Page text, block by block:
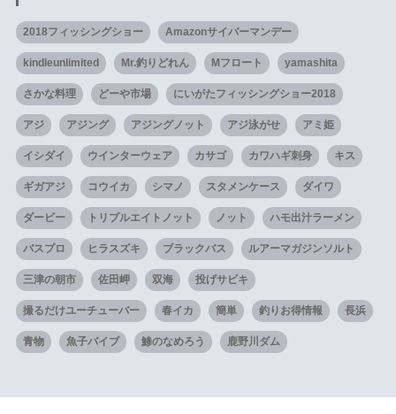
2018フィッシングショー Amazonサイバーマンデー
kindleunlimited Mr.釣りどれん Mフロート yamashita
さかな料理 どーや市場 にいがたフィッシングショー2018
アジ アジング アジングノット アジ泳がせ アミ姫
イシダイ ウインターウェア カサゴ カワハギ刺身 キス
ギガアジ コウイカ シマノ スタメンケース ダイワ
ダービー トリプルエイトノット ノット ハモ出汁ラーメン
バスプロ ヒラスズキ ブラックバス ルアーマガジンソルト
三津の朝市 佐田岬 双海 投げサビキ
撮るだけユーチューバー 春イカ 簡単 釣りお得情報 長浜
青物 魚子バイブ 鯵のなめろう 鹿野川ダム